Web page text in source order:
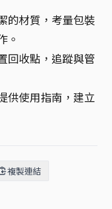
的材質，考量包裝
。
回收點，追蹤與管
供使用指南，建立
複製連結